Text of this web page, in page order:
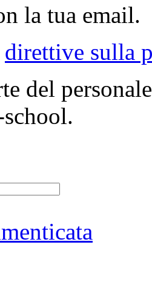
la tua email.
direttive sulla
del